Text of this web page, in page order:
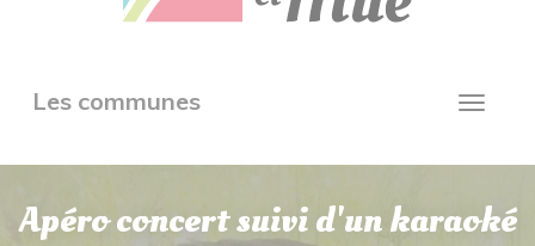
Toggle
Les communes
Apéro concert suivi d'un karaoké